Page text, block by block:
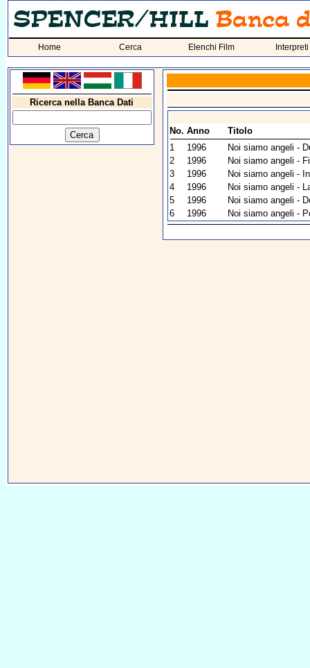
Home Cerca Elenchi Film Interpreti
Ricerca nella Banca Dati
No. Anno
Titolo
1
1996
Noi siamo angeli -
2
1996
Noi siamo angeli -
3
1996
Noi siamo angeli -
4
1996
Noi siamo angeli -
5
1996
Noi siamo angeli -
6
1996 Noi siamo angeli -